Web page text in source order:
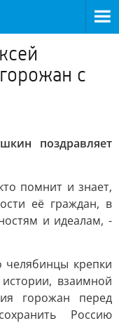
с
поздравляет
помнит и знает,
её граждан, в
и идеалам, -
челябинцы крепки
взаимной
горожан перед
Россию